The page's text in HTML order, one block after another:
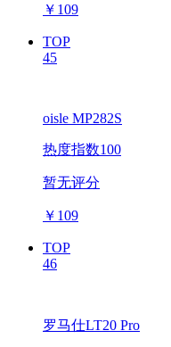
￥ 109
TOP
45
oisle MP282S
热度指数100
暂无评分
￥ 109
TOP
46
罗马仕LT20 Pro